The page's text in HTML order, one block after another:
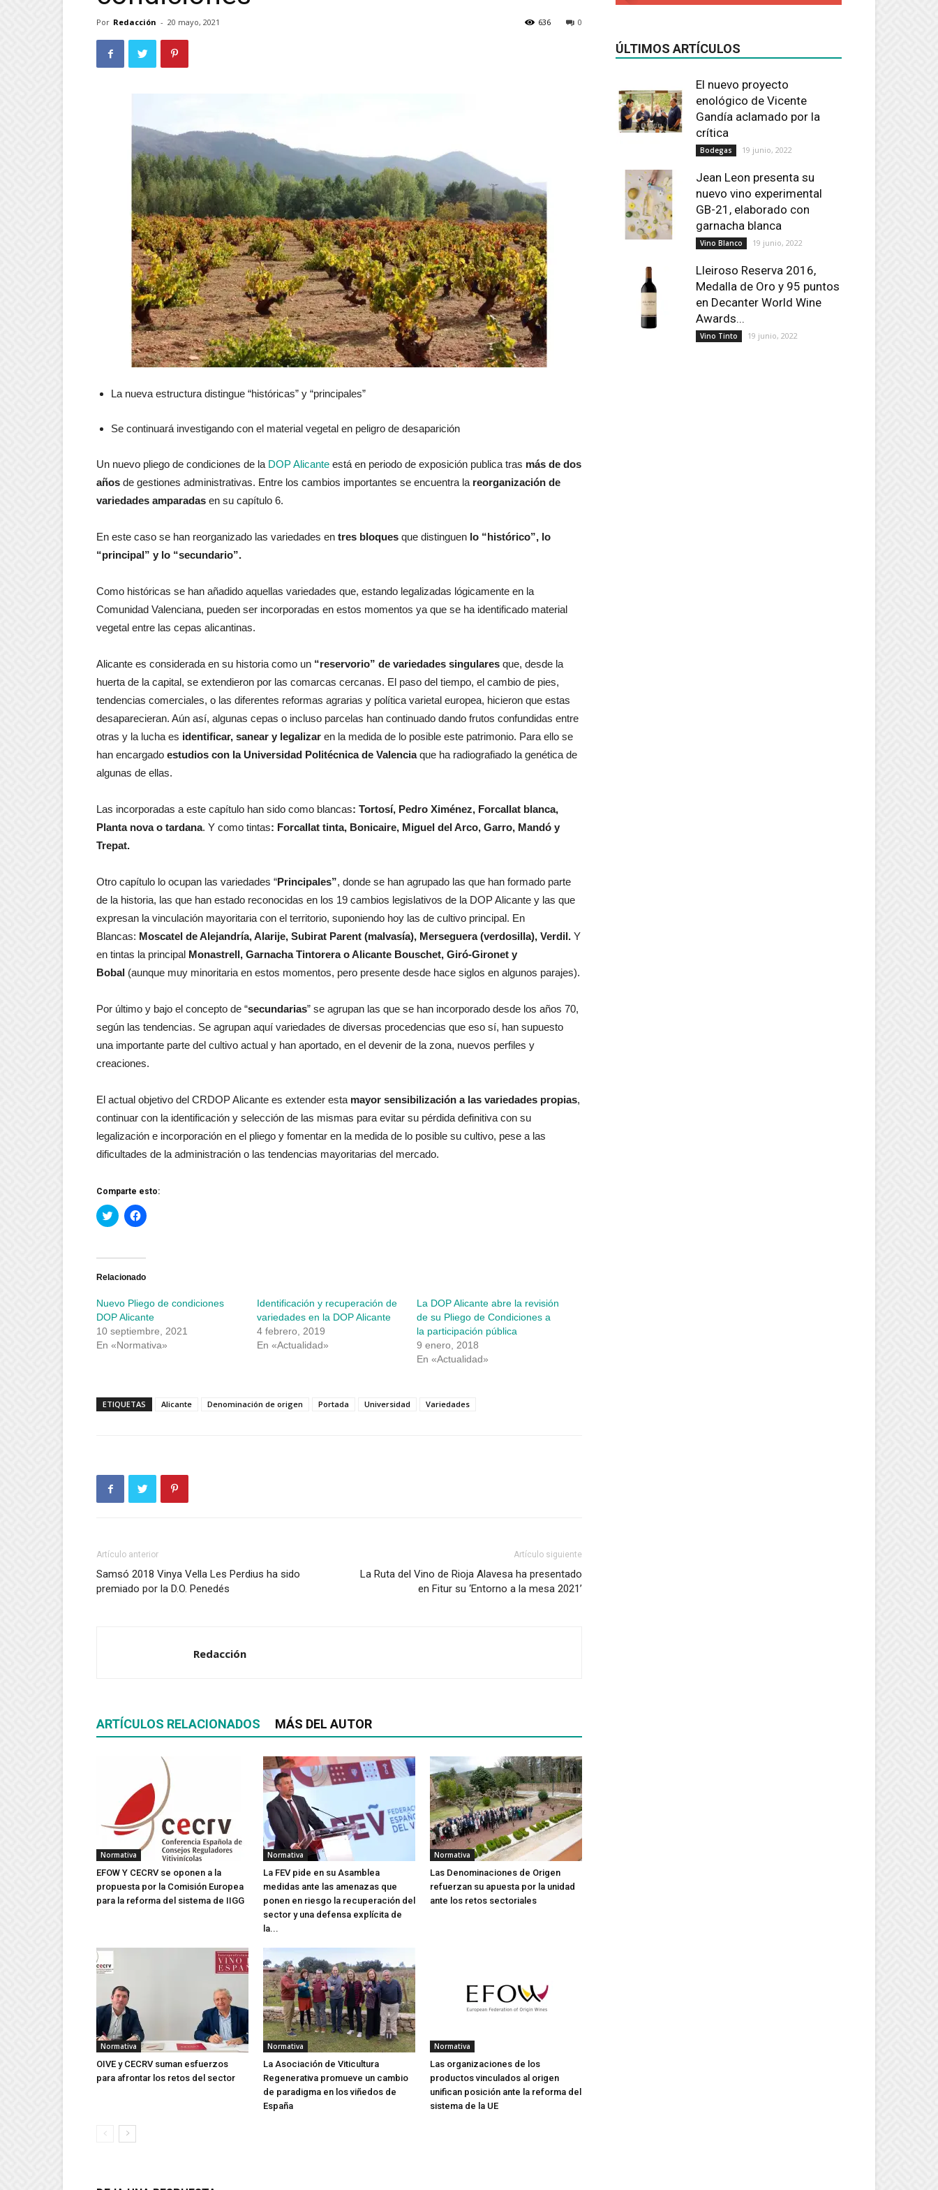
Por Redacción - 20 mayo, 2021 0
636
La nueva estructura distingue “históricas” y “principales”
Se continuará investigando con el material vegetal en peligro de desaparición
Un nuevo pliego de condiciones de la DOP Alicante está en periodo de exposición publica tras más de dos
años de gestiones administrativas. Entre los cambios importantes se encuentra la reorganización de
variedades amparadas en su capítulo 6.
En este caso se han reorganizado las variedades en tres bloques que distinguen lo “histórico”, lo
“principal” y lo “secundario”.
Como históricas se han añadido aquellas variedades que, estando legalizadas lógicamente en la
Comunidad Valenciana, pueden ser incorporadas en estos momentos ya que se ha identificado material
vegetal entre las cepas alicantinas.
Alicante es considerada en su historia como un “reservorio” de variedades singulares que, desde la
huerta de la capital, se extendieron por las comarcas cercanas. El paso del tiempo, el cambio de pies,
tendencias comerciales, o las diferentes reformas agrarias y política varietal europea, hicieron que estas
desaparecieran. Aún así, algunas cepas o incluso parcelas han continuado dando frutos confundidas entre
otras y la lucha es identificar, sanear y legalizar en la medida de lo posible este patrimonio. Para ello se
han encargado estudios con la Universidad Politécnica de Valenciaque ha radiografiado la genética de
algunas de ellas.
Las incorporadas a este capítulo han sido como blancas: Tortosí, Pedro Ximénez, Forcallat blanca,
Planta nova o tardana. Y como tintas: Forcallat tinta, Bonicaire, Miguel del Arco, Garro, Mandó y
Trepat.
Otro capítulo lo ocupan las variedades “Principales”, donde se han agrupado las que han formado parte
de la historia, las que han estado reconocidas en los 19 cambios legislativos de la DOP Alicante y las que
expresan la vinculación mayoritaria con el territorio, suponiendo hoy las de cultivo principal. En
Blancas: Moscatel de Alejandría, Alarije, Subirat Parent (malvasía), Merseguera (verdosilla), Verdil. Y
en tintas la principal Monastrell, Garnacha Tintorera o Alicante Bouschet, Giró-Gironet y
Bobal (aunque muy minoritaria en estos momentos, pero presente desde hace siglos en algunos parajes).
Por último y bajo el concepto de “secundarias” se agrupan las que se han incorporado desde los años 70,
según las tendencias. Se agrupan aquí variedades de diversas procedencias que eso sí, han supuesto
una importante parte del cultivo actual y han aportado, en el devenir de la zona, nuevos perfiles y
creaciones.
El actual objetivo del CRDOP Alicante es extender esta mayor sensibilización a las variedades propias,
continuar con la identificación y selección de las mismas para evitar su pérdida definitiva con su
legalización e incorporación en el pliego y fomentar en la medida de lo posible su cultivo, pese a las
dificultades de la administración o las tendencias mayoritarias del mercado.
Comparte esto:
Haz
clic
Twitter
abre
ventana
nueva)
Haz
clic
Facebook
abre
ventana
nueva)
Relacionado
Nuevo Pliego de condiciones
DOP Alicante
10 septiembre, 2021
En «Normativa»
Identificación y recuperación de
variedades en la DOP Alicante
4 febrero, 2019
En «Actualidad»
La DOP Alicante abre la revisión
de su Pliego de Condiciones a
la participación pública
9 enero, 2018
En «Actualidad»
ETIQUETAS Alicante Denominación de origen Portada Universidad Variedades
Artículo anterior
Samsó 2018 Vinya Vella Les Perdius ha sido
premiado por la D.O. Penedés
Artículo siguiente
La Ruta del Vino de Rioja Alavesa ha presentado
en Fitur su ‘Entorno a la mesa 2021’
Redacción
ARTÍCULOS RELACIONADOS MÁS DEL AUTOR
Normativa
EFOW Y CECRV se oponen a la
propuesta por la Comisión Europea
para la reforma del sistema de IIGG
Normativa
La FEV pide en su Asamblea
medidas ante las amenazas que
ponen en riesgo la recuperación del
sector y una defensa explícita de
la...
Normativa
Las Denominaciones de Origen
refuerzan su apuesta por la unidad
ante los retos sectoriales
Normativa
OIVE y CECRV suman esfuerzos
para afrontar los retos del sector
Normativa
La Asociación de Viticultura
Regenerativa promueve un cambio
de paradigma en los viñedos de
España
Normativa
Las organizaciones de los
productos vinculados al origen
unifican posición ante la reforma del
sistema de la UE
ÚLTIMOS ARTÍCULOS
El nuevo proyecto
enológico de Vicente
Gandía aclamado por la
crítica
Bodegas 19 junio, 2022
Jean Leon presenta su
nuevo vino experimental
GB-21, elaborado con
garnacha blanca
Vino Blanco 19 junio, 2022
Lleiroso Reserva 2016,
Medalla de Oro y 95 puntos
en Decanter World Wine
Awards...
Vino Tinto 19 junio, 2022